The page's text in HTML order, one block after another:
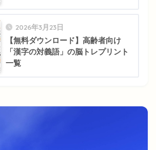
2026年3月23日
【無料ダウンロード】高齢者向け
「漢字の対義語」の脳トレプリント
一覧